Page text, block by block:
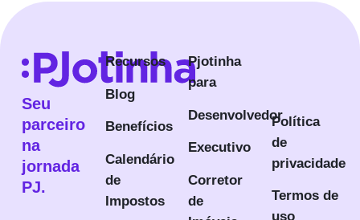
Seu
parceiro
na
jornada
PJ.
Recursos
Blog
Benefícios
Calendário
de
Impostos
Pjotinha
para
Desenvolvedor
Executivo
Corretor
de
Política
de
privacidade
Termos de
uso